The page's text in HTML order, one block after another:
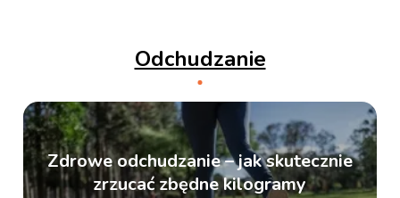
Odchudzanie
Zdrowe odchudzanie – jak skutecznie
zrzucać zbędne kilogramy